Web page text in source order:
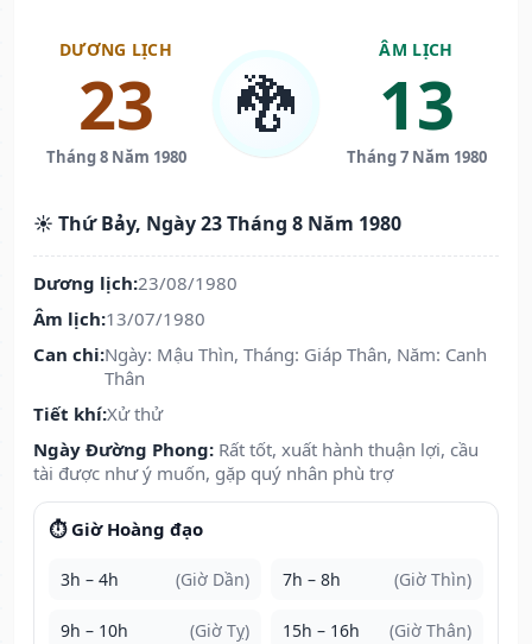
DƯƠNG LỊCH
23
Tháng 8 Năm 1980
🐉
ÂM LỊCH
13
Tháng 7 Năm 1980
☀️ Thứ Bảy, Ngày 23 Tháng 8 Năm 1980
Dương lịch:23/08/1980
Âm lịch:13/07/1980
Can chi:Ngày: Mậu Thìn, Tháng: Giáp Thân, Năm: Canh
Thân
Tiết khí:Xử thử
Ngày Đường Phong: Rất tốt, xuất hành thuận lợi, cầu
tài được như ý muốn, gặp quý nhân phù trợ
⏱️ Giờ Hoàng đạo
3h – 4h (Giờ Dần) 7h – 8h (Giờ Thìn)
9h – 10h (Giờ Tỵ) 15h – 16h (Giờ Thân)